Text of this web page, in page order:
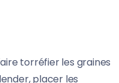
torréfier les graines
placer les